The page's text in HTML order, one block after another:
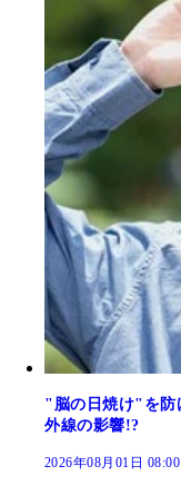
"脳の日焼け"を
外線の影響!?
2026年08月01日 08:00